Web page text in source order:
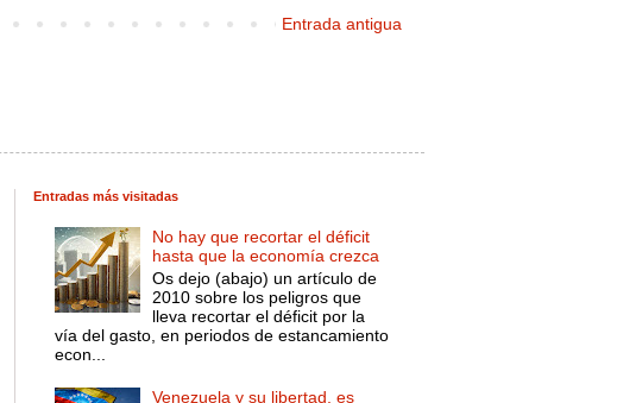
Entrada antigua
Entradas más visitadas
No hay que recortar el déficit
hasta que la economía crezca
Os dejo (abajo) un artículo de
2010 sobre los peligros que
lleva recortar el déficit por la
vía del gasto, en periodos de estancamiento
econ...
Venezuela y su libertad, es